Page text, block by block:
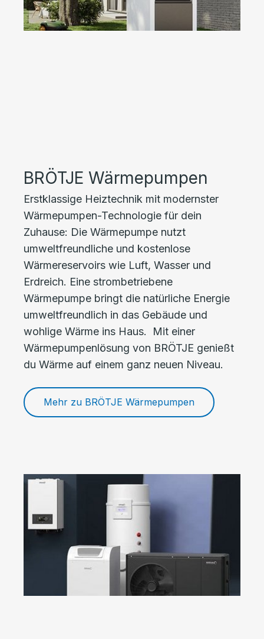
BRÖTJE Wärmepumpen
Erstklassige Heiztechnik mit modernster
Wärmepumpen-Technologie für dein
Zuhause: Die Wärmepumpe nutzt
umweltfreundliche und kostenlose
Wärmereservoirs wie Luft, Wasser und
Erdreich. Eine strombetriebene
Wärmepumpe bringt die natürliche Energie
umweltfreundlich in das Gebäude und
wohlige Wärme ins Haus. Mit einer
Wärmepumpenlösung von BRÖTJE genießt
du Wärme auf einem ganz neuen Niveau.
Mehr zu BRÖTJE Wärmepumpen